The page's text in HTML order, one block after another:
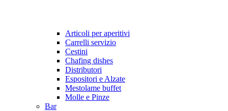
Articoli per aperitivi
Carrelli servizio
Cestini
Chafing dishes
Distributori
Espositori e Alzate
Mestolame buffet
Molle e Pinze
Bar